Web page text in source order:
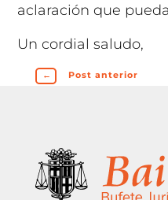
aclaración que
Un cordial saludo,
← Post anterior